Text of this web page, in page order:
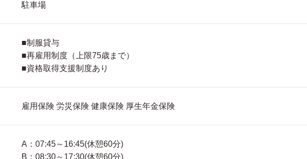
駐車場
■制服貸与
■再雇用制度（上限75歳まで）
■資格取得支援制度あり
雇用保険 労災保険 健康保険 厚生年金保険
A：07:45～16:45(休憩60分)
B：08:30～17:30(休憩60分)